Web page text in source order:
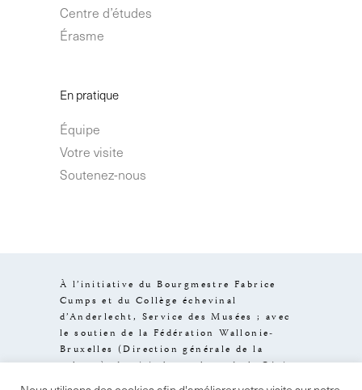
Centre d’études
Érasme
En pratique
Équipe
Votre visite
Soutenez-nous
À l’initiative du Bourgmestre Fabrice
Cumps et du Collège échevinal
d’Anderlecht, Service des Musées ; avec
le soutien de la Fédération Wallonie-
Bruxelles (Direction générale de la
culture), de visit.brussels et de la Région
de Bruxelles-Capitale.